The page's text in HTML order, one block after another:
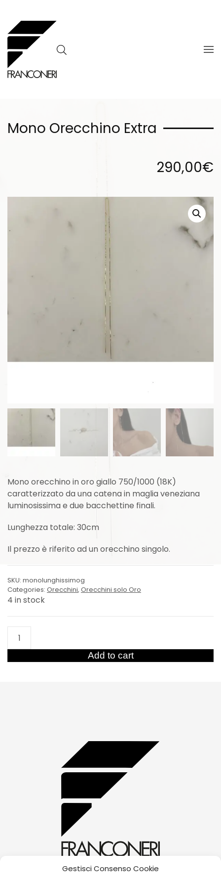
Gestisci Consenso Cookie
Skip to main content
Mono Orecchino Extra
290,00€
Mono orecchino in oro giallo 750/1000 (18K)
caratterizzato da una catena in maglia veneziana
luminosissima e due bacchettine finali.
Lunghezza totale: 30cm
Il prezzo è riferito ad un orecchino singolo.
SKU: monolunghissimog
Categories: Orecchini, Orecchini solo Oro
4 in stock
Orecchino
Add to cart